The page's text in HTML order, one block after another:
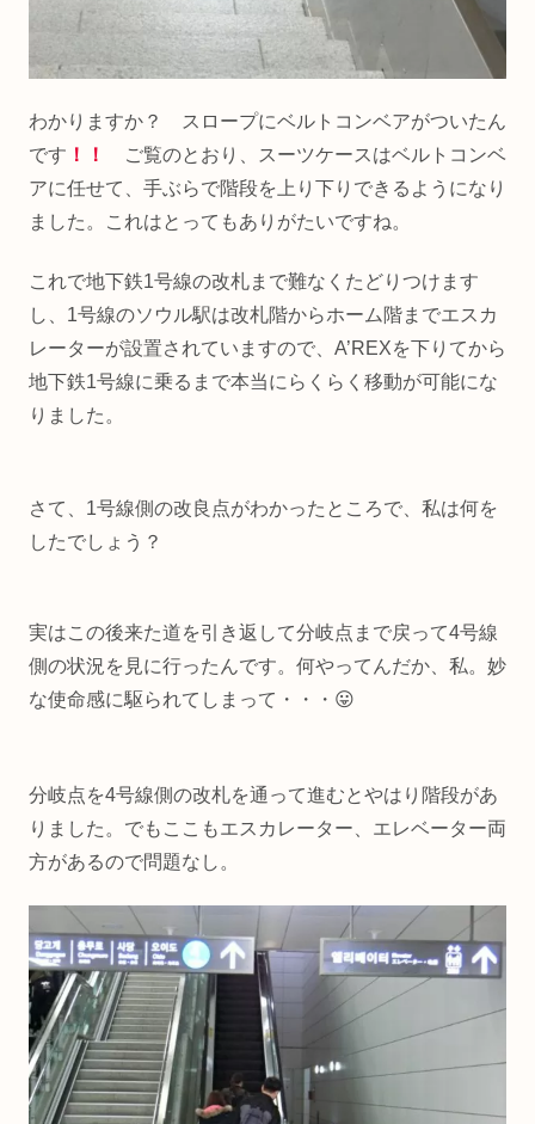
わかりますか？ スロープにベルトコンベアがついたん
です ！！
ご覧のとおり、スーツケースはベルトコンベ
アに任せて、手ぶらで階段を上り下りできるようになり
ました。これはとってもありがたいですね。
これで地下鉄1号線の改札まで難なくたどりつけます
し、1号線のソウル駅は改札階からホーム階までエスカ
レーターが設置されていますので、A’REXを下りてから
地下鉄1号線に乗るまで本当にらくらく移動が可能にな
りました。
さて、1号線側の改良点がわかったところで、私は何を
したでしょう？
実はこの後来た道を引き返して分岐点まで戻って4号線
側の状況を見に行ったんです。何やってんだか、私。妙
な使命感に駆られてしまって・・・😛
分岐点を4号線側の改札を通って進むとやはり階段があ
りました。でもここもエスカレーター、エレベーター両
方があるので問題なし。